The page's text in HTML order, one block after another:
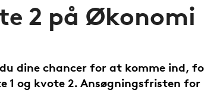
2 på Økonomi
dine chancer for at komme ind,
og kvote 2. Ansøgningsfristen for